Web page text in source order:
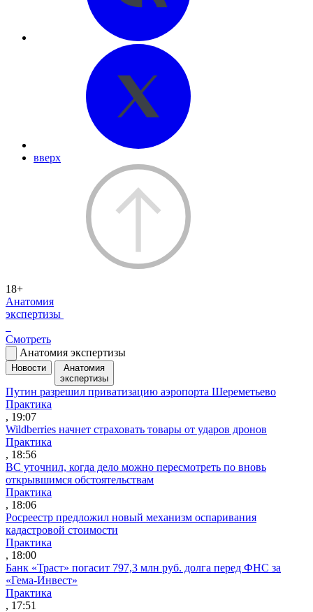
вверх
18+
Анатомия
экспертизы
Смотреть
Анатомия экспертизы
Новости
Анатомия
экспертизы
Путин разрешил приватизацию аэропорта Шереметьево
Практика
, 19:07
Wildberries начнет страховать товары от ударов дронов
Практика
, 18:56
ВС уточнил, когда дело можно пересмотреть по вновь
открывшимся обстоятельствам
Практика
, 18:06
Росреестр предложил новый механизм оспаривания
кадастровой стоимости
Практика
, 18:00
Банк «Траст» погасит 797,3 млн руб. долга перед ФНС за
«Гема-Инвест»
Практика
, 17:51